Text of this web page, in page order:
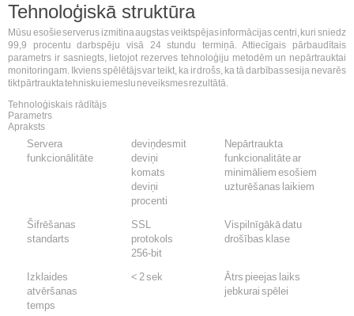
Tehnoloģiskā struktūra
Mūsu esošie serverus izmitina augstas veiktspējas informācijas centri, kuri sniedz
99,9 procentu darbspēju visā 24 stundu termiņā. Attiecīgais pārbaudītais
parametrs ir sasniegts, lietojot rezerves tehnoloģiju metodēm un nepārtrauktai
monitoringam. Ikviens spēlētājs var teikt, ka ir drošs, ka tā darbības sesija nevarēs
tikt pārtraukta tehnisku iemeslu neveiksmes rezultātā.
Tehnoloģiskais rādītājs
Parametrs
Apraksts
Servera
funkcionālitāte
deviņdesmit
deviņi
komats
deviņi
procenti
Nepārtraukta
funkcionalitāte ar
minimāliem esošiem
uzturēšanas laikiem
Šifrēšanas
standarts
SSL
protokols
256-bit
Vispilnīgākā datu
drošības klase
Izklaides
atvēršanas
temps
< 2 sek
Ātrs pieejas laiks
jebkurai spēlei